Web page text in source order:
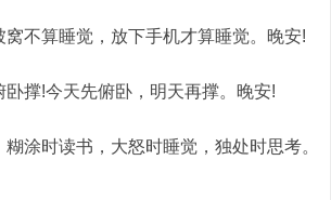
窝不算睡觉，放下手机才算睡觉。晚安!
卧撑!今天先俯卧，明天再撑。晚安!
涂时读书，大怒时睡觉，独处时思考。